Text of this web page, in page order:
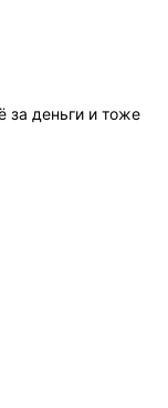
за деньги и тоже